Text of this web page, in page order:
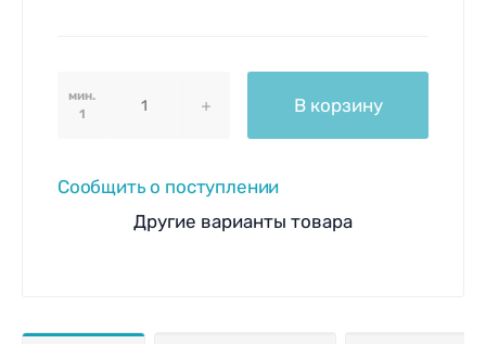
мин.
1
В корзину
Сообщить о поступлении
Другие варианты товара